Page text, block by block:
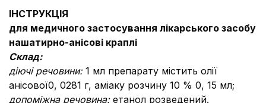
IНСТРУКЦIЯ
для медичного застосування лікарського засобу
нашатирно-анісові краплі
Склад:
діючі речовини: 1 мл препарату містить олії
анісової0, 0281 г, аміаку розчину 10 % 0, 15 мл;
допоміжна речовина: етанол розведений.